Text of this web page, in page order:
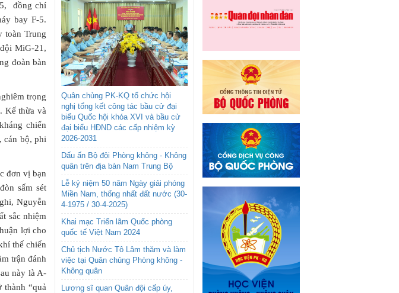
đồng chí
bay F-5.
toàn Trung
MiG-21,
đoàn bàn
trọng
Kế thừa và
chiến
cán bộ, phi
đơn vị bạn
sấm sét
Nguyễn
sắc nhiệm
lợi cho
thế chiến
trận đánh
này là A-
thành “quả
Quân chủng PK-KQ tổ chức hội
nghị tổng kết công tác bầu cử đại
biểu Quốc hội khóa XVI và bầu cử
đại biểu HĐND các cấp nhiệm kỳ
2026-2031
Dấu ấn Bộ đội Phòng không - Không
quân trên địa bàn Nam Trung Bộ
Lễ kỷ niệm 50 năm Ngày giải phóng
Miền Nam, thống nhất đất nước (30-
4-1975 / 30-4-2025)
Khai mạc Triển lãm Quốc phòng
quốc tế Việt Nam 2024
Chủ tịch Nước Tô Lâm thăm và làm
việc tại Quân chủng Phòng không -
Không quân
Lương sĩ quan Quân đội cấp úy,